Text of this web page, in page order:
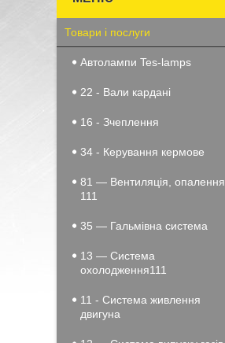
Товари і послуги
Автолампи Tes-lamps
22 - Вали кардані
16 - Зчеплення
34 - Керування кермове
81 — Вентиляція, опалення
111
35 — Гальмівна система
13 — Система
охолодження111
11 - Система живлення
двигуна